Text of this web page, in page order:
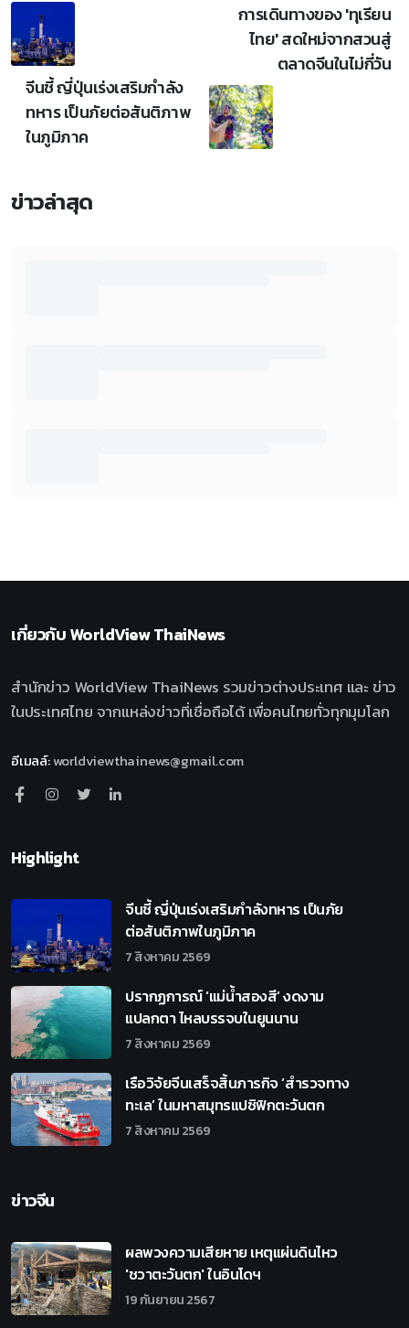
จีนชี้ ญี่ปุ่นเร่งเสริมกำลัง
ทหาร เป็นภัยต่อสันติภาพ
ในภูมิภาค
การเดินทางของ 'ทุเรียน
ไทย' สดใหม่จากสวนสู่
ตลาดจีนในไม่กี่วัน
ข่าวล่าสุด
เกี่ยวกับWorldView ThaiNews
สำนักข่าว WorldView ThaiNews รวมข่าวต่างประเทศ และ ข่าว
ในประเทศไทย จากแหล่งข่าวที่เชื่อถือได้ เพื่อคนไทยทั่วทุกมุมโลก
อีเมลล์:worldviewthainews@gmail.com
Highlight
จีนชี้ ญี่ปุ่นเร่งเสริมกำลังทหาร เป็นภัย
ต่อสันติภาพในภูมิภาค
7 สิงหาคม 2569
ปรากฏการณ์ ‘แม่น้ำสองสี’ งดงาม
แปลกตา ไหลบรรจบในยูนนาน
7 สิงหาคม 2569
เรือวิจัยจีนเสร็จสิ้นภารกิจ ‘สำรวจทาง
ทะเล’ ในมหาสมุทรแปซิฟิกตะวันตก
7 สิงหาคม 2569
ข่าวจีน
ผลพวงความเสียหาย เหตุแผ่นดินไหว
'ชวาตะวันตก' ในอินโดฯ
19 กันยายน 2567